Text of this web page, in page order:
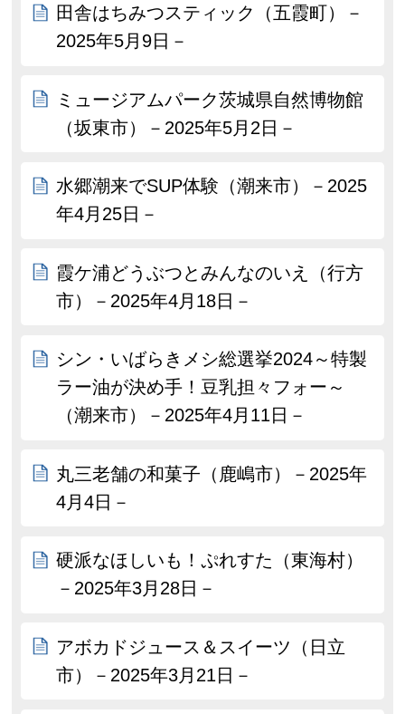
田舎はちみつスティック（五霞町）－
2025年5月9日－
ミュージアムパーク茨城県自然博物館
（坂東市）－2025年5月2日－
水郷潮来でSUP体験（潮来市）－2025
年4月25日－
霞ケ浦どうぶつとみんなのいえ（行方
市）－2025年4月18日－
シン・いばらきメシ総選挙2024～特製
ラー油が決め手！豆乳担々フォー～
（潮来市）－2025年4月11日－
丸三老舗の和菓子（鹿嶋市）－2025年
4月4日－
硬派なほしいも！ぷれすた（東海村）
－2025年3月28日－
アボカドジュース＆スイーツ（日立
市）－2025年3月21日－